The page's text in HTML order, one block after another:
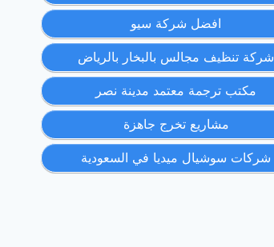
افضل شركة سيو
شركة تنظيف مجالس بالبخار بالرياض
مكتب ترجمة معتمد مدينة نصر
مشاريع تخرج جاهزة
شركات سوشيال ميديا في السعودية